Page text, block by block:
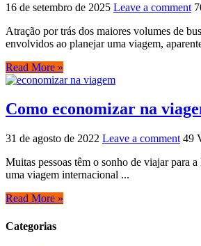
16 de setembro de 2025 Leave a comment
Atração por trás dos maiores volumes de
envolvidos ao planejar uma viagem,
Read More »
Como economizar na
31 de agosto de 2022 Leave a comment 49
Muitas pessoas têm o sonho de viajar para
uma viagem internacional ...
Read More »
Categorias